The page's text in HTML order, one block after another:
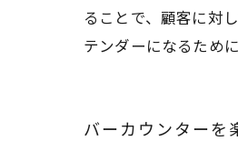
ることで、顧客に対
テンダーになるため
バーカウンターを